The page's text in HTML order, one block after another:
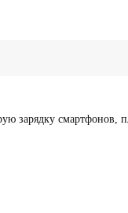
зарядку смартфонов,